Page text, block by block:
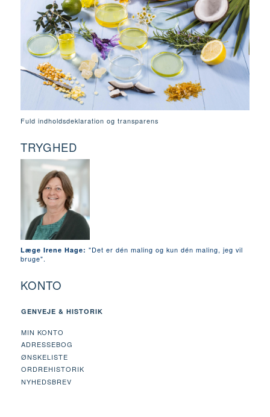
Fuld indholdsdeklaration og transparens
TRYGHED
Læge Irene Hage: "Det er dén maling og kun dén maling, jeg vil
bruge".
KONTO
GENVEJE & HISTORIK
MIN KONTO
ADRESSEBOG
ØNSKELISTE
ORDREHISTORIK
NYHEDSBREV